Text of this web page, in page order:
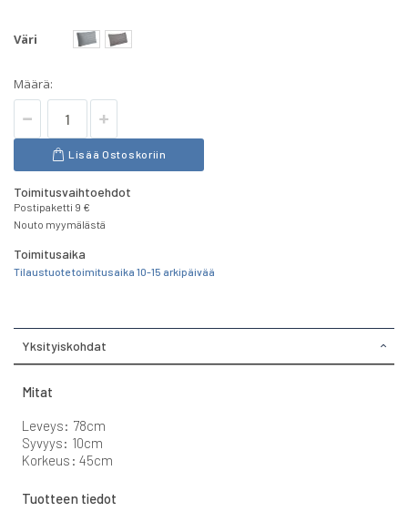
Väri
Määrä:
Lisää Ostoskoriin
Toimitusvaihtoehdot
Postipaketti 9 €
Nouto myymälästä
Toimitusaika
Tilaustuote toimitusaika 10-15 arkipäivää
Yksityiskohdat
Mitat
Leveys: 78cm
Syvyys: 10cm
Korkeus: 45cm
Tuotteen tiedot